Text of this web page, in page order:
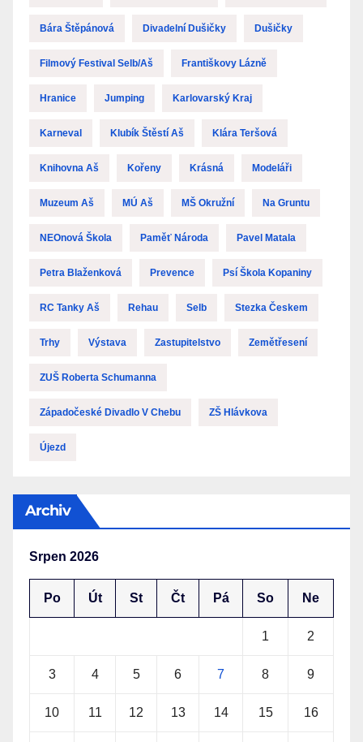
Bára Štěpánová Divadelní Dušičky Dušičky
Filmový Festival Selb/Aš Františkovy Lázně
Hranice Jumping Karlovarský Kraj
Karneval Klubík Štěstí Aš Klára Teršová
Knihovna Aš Kořeny Krásná Modeláři
Muzeum Aš MÚ Aš MŠ Okružní Na Gruntu
NEOnová Škola Paměť Národa Pavel Matala
Petra Blaženková Prevence Psí Škola Kopaniny
RC Tanky Aš Rehau Selb Stezka Českem
Trhy Výstava Zastupitelstvo Zemětřesení
ZUŠ Roberta Schumanna
Západočeské Divadlo V Chebu ZŠ Hlávkova
Újezd
Archiv
Srpen 2026
Po Út St Čt Pá So Ne
1 2
3 4 5 6 7 8 9
10 11 12 13 14 15 16